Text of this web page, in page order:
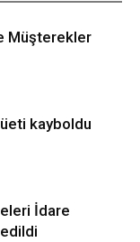
Müşterekler
kayboldu
İdare